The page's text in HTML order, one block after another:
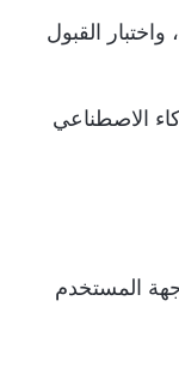
استعد للاختبارات مثل اختبار SAT، واختبار القبول
الاصطناعي
المستخدم